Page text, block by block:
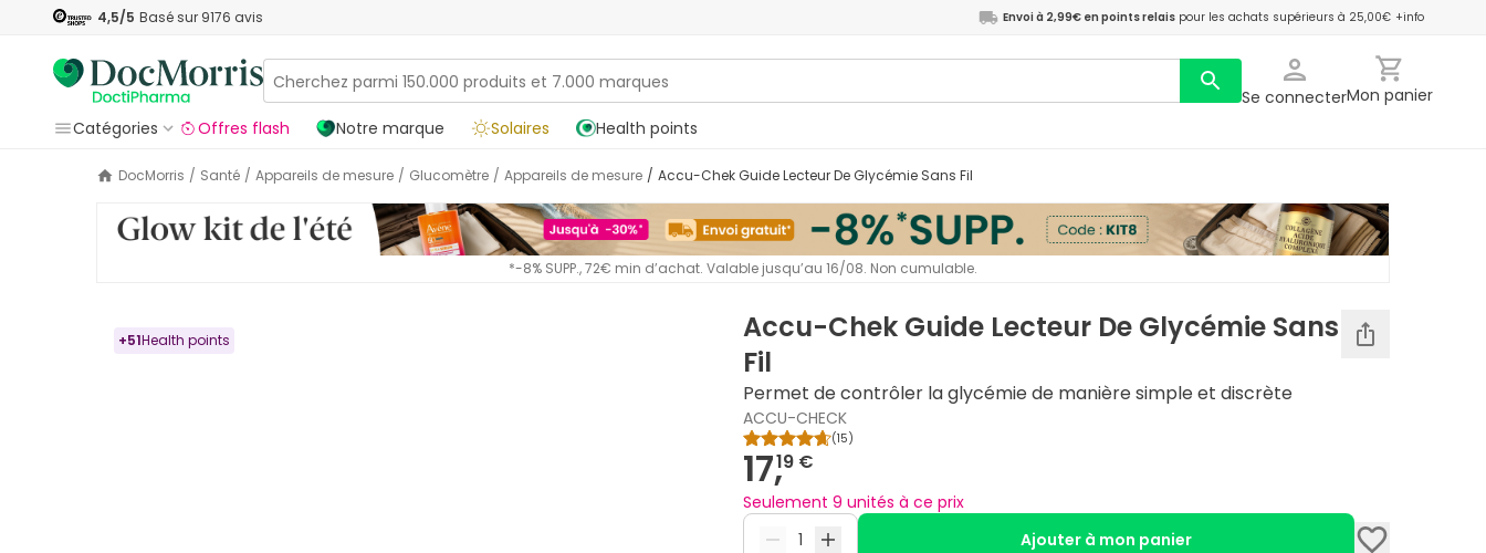
4,5/5 Basé sur 9176 avis Envoi à 2,99€ en points relais pour les achats supérieurs à 25,00€ +info
Se connecterMon panier
Catégories
Offres flash Notre marque Solaires Health points
DocMorris / Santé / Appareils de mesure / Glucomètre / Appareils de mesure / Accu-Chek Guide Lecteur De Glycémie Sans Fil
*-8% SUPP., 72€ min d’achat. Valable jusqu’au 16/08. Non cumulable.
+51Health points
Accu-Chek Guide Lecteur De Glycémie Sans
Fil
Permet de contrôler la glycémie de manière simple et discrète
ACCU-CHECK
(15)
17,19 €
Seulement 9 unités à ce prix
Ajouter à mon panier